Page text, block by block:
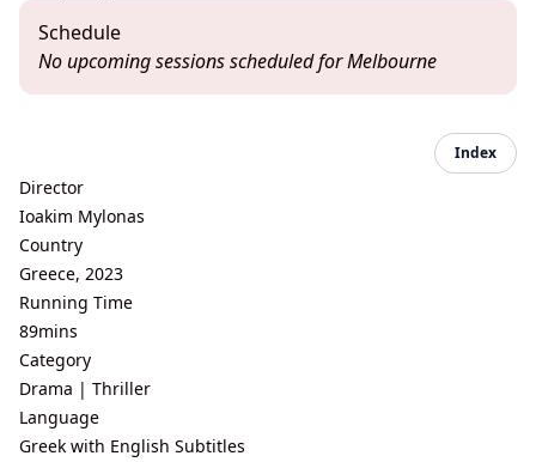
Schedule
No upcoming sessions scheduled for Melbourne
Index
Director
Ioakim Mylonas
Country
Greece, 2023
Running Time
89mins
Category
Drama | Thriller
Language
Greek with English Subtitles